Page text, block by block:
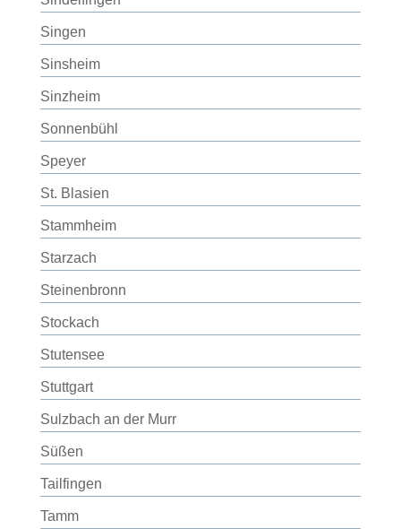
Singen
Sinsheim
Sinzheim
Sonnenbühl
Speyer
St. Blasien
Stammheim
Starzach
Steinenbronn
Stockach
Stutensee
Stuttgart
Sulzbach an der Murr
Süßen
Tailfingen
Tamm